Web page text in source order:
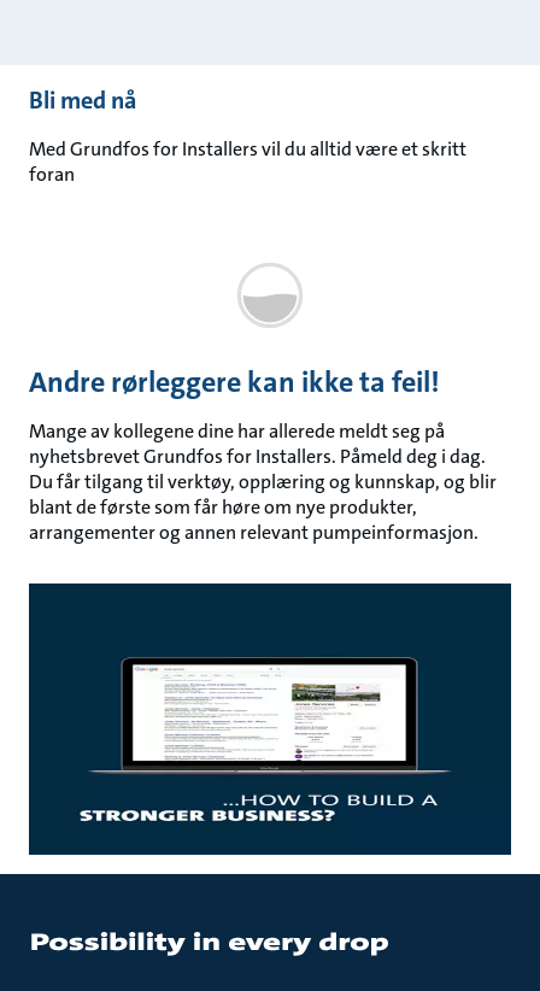
Bli med nå
Med Grundfos for Installers vil du alltid være et skritt
foran
Andre rørleggere kan ikke ta feil!
Mange av kollegene dine har allerede meldt seg på
nyhetsbrevet Grundfos for Installers. Påmeld deg i dag.
Du får tilgang til verktøy, opplæring og kunnskap, og blir
blant de første som får høre om nye produkter,
arrangementer og annen relevant pumpeinformasjon.